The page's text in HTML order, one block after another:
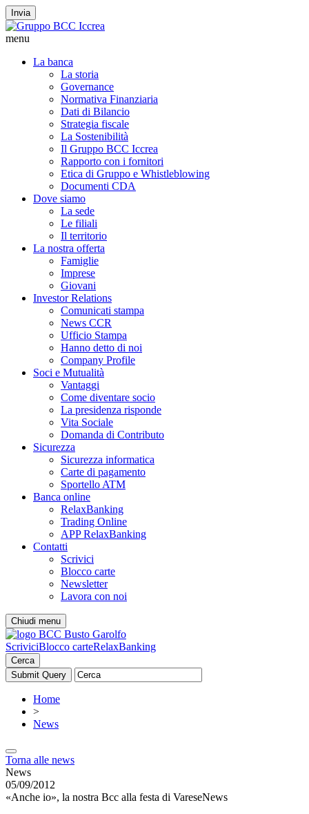
Invia
menu
La banca
La storia
Governance
Normativa Finanziaria
Dati di Bilancio
Strategia fiscale
La Sostenibilità
Il Gruppo BCC Iccrea
Rapporto con i fornitori
Etica di Gruppo e Whistleblowing
Documenti CDA
Dove siamo
La sede
Le filiali
Il territorio
La nostra offerta
Famiglie
Imprese
Giovani
Investor Relations
Comunicati stampa
News CCR
Ufficio Stampa
Hanno detto di noi
Company Profile
Soci e Mutualità
Vantaggi
Come diventare socio
La presidenza risponde
Vita Sociale
Domanda di Contributo
Sicurezza
Sicurezza informatica
Carte di pagamento
Sportello ATM
Banca online
RelaxBanking
Trading Online
APP RelaxBanking
Contatti
Scrivici
Blocco carte
Newsletter
Lavora con noi
Chiudi menu
ScriviciBlocco carteRelaxBanking
Cerca
Home
>
News
Torna alle news
News
05/09/2012
«Anche io», la nostra Bcc alla festa di VareseNews